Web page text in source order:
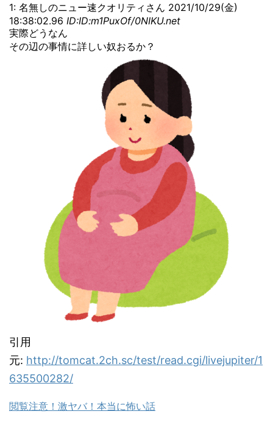
1: 名無しのニュー速クオリティさん 2021/10/29(金)
18:38:02.96 ID:ID:m1PuxOf/0NIKU.net
実際どうなん
その辺の事情に詳しい奴おるか？
引用
元: http://tomcat.2ch.sc/test/read.cgi/livejupiter/1
635500282/
閲覧注意！激ヤバ！本当に怖い話